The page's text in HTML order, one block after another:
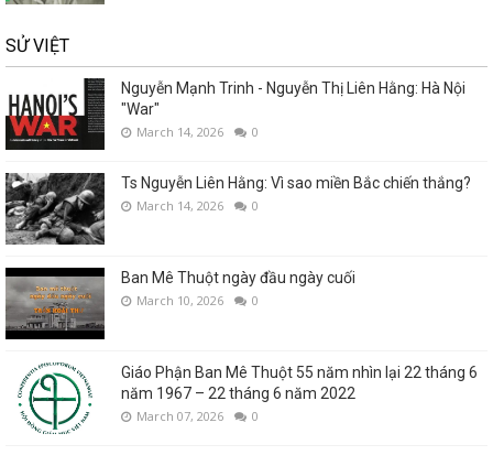
SỬ VIỆT
Nguyễn Mạnh Trinh - Nguyễn Thị Liên Hằng: Hà Nội
"War"
March 14, 2026 0
Ts Nguyễn Liên Hằng: Vì sao miền Bắc chiến thắng?
March 14, 2026 0
Ban Mê Thuột ngày đầu ngày cuối
March 10, 2026 0
Giáo Phận Ban Mê Thuột 55 năm nhìn lại 22 tháng 6
năm 1967 – 22 tháng 6 năm 2022
March 07, 2026 0